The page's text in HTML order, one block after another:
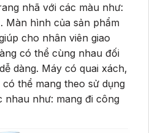
nhã với các màu như:
Màn hình của sản phẩm
cho nhân viên giao
có thể cùng nhau đối
dàng. Máy có quai xách,
thể mang theo sử dụng
nhau như: mang đi công